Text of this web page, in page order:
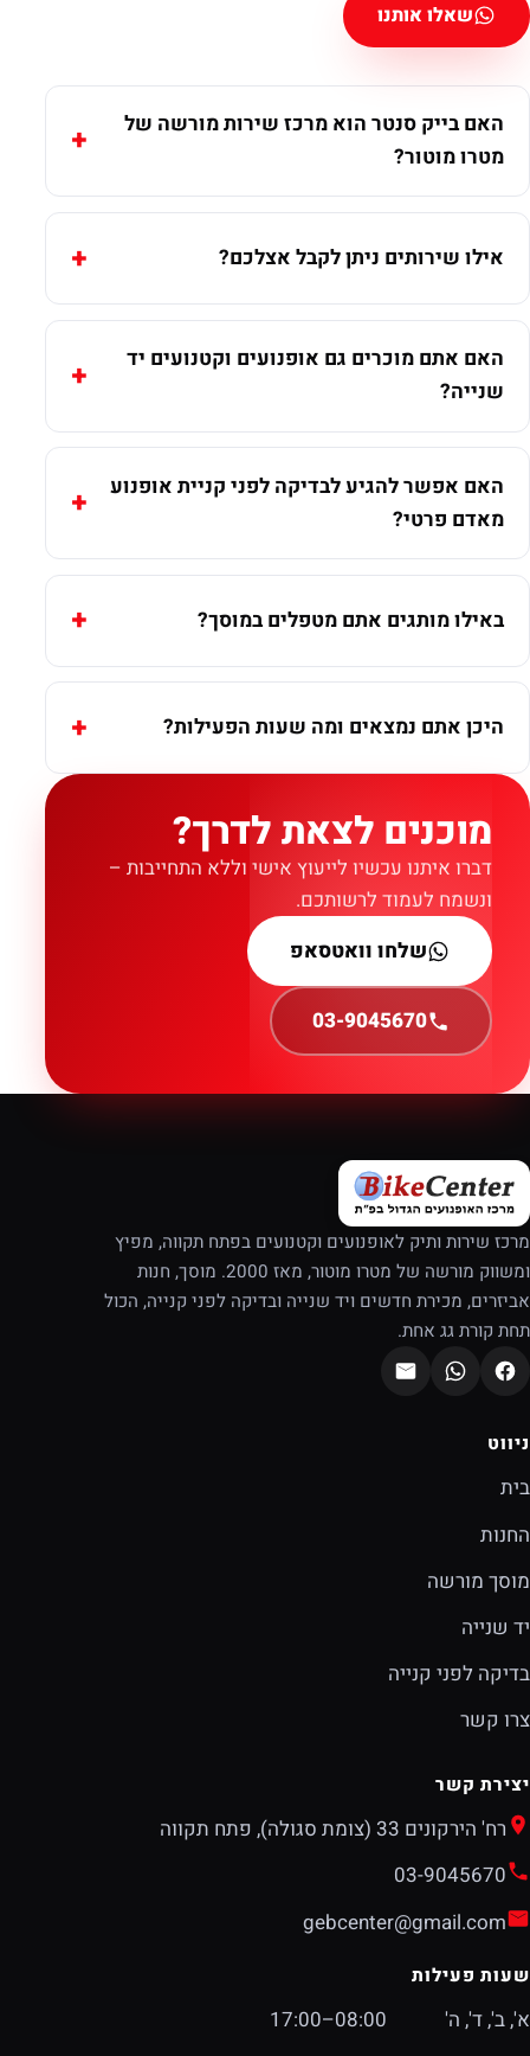
שאלו אותנו
האם בייק סנטר הוא מרכז שירות מורשה של
מטרו מוטור?
אילו שירותים ניתן לקבל אצלכם?
האם אתם מוכרים גם אופנועים וקטנועים יד
שנייה?
האם אפשר להגיע לבדיקה לפני קניית אופנוע
מאדם פרטי?
באילו מותגים אתם מטפלים במוסך?
היכן אתם נמצאים ומה שעות הפעילות?
מוכנים לצאת לדרך?
דברו איתנו עכשיו לייעוץ אישי וללא התחייבות –
ונשמח לעמוד לרשותכם.
שלחו וואטסאפ
03-9045670
מרכז שירות ותיק לאופנועים וקטנועים בפתח תקווה, מפיץ
ומשווק מורשה של מטרו מוטור, מאז 2000. מוסך, חנות
אביזרים, מכירת חדשים ויד שנייה ובדיקה לפני קנייה, הכול
תחת קורת גג אחת.
ניווט
בית
החנות
מוסך מורשה
יד שנייה
בדיקה לפני קנייה
צרו קשר
יצירת קשר
רח' הירקונים 33 (צומת סגולה), פתח תקווה
03-9045670
gebcenter@gmail.com
שעות פעילות
א', ב', ד', ה'
08:00–17:00